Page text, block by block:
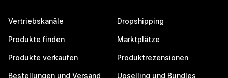
Vertriebskanäle
Produkte finden
Produkte verkaufen
Bestellungen und Versand
Dropshipping
Marktplätze
Produktrezensionen
Upselling und Bundles